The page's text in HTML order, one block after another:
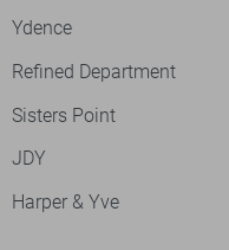
Ydence
Refined Department
Sisters Point
JDY
Harper & Yve